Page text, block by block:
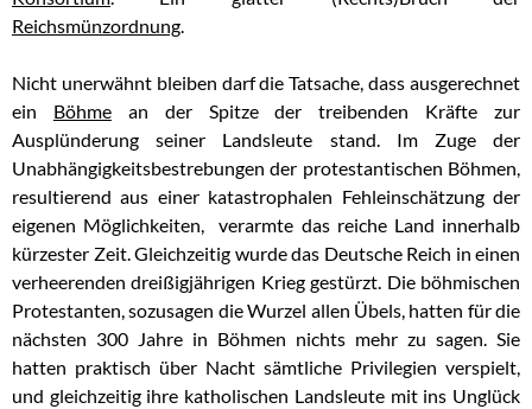
Reichsmünzordnung.
Nicht unerwähnt bleiben darf die Tatsache, dass ausgerechnet
ein Böhmean der Spitze der treibenden Kräfte zur
Ausplünderung seiner Landsleute stand. Im Zuge der
Unabhängigkeitsbestrebungen der protestantischen Böhmen,
resultierend aus einer katastrophalen Fehleinschätzung der
eigenen Möglichkeiten, verarmte das reiche Land innerhalb
kürzester Zeit. Gleichzeitig wurde das Deutsche Reich in einen
verheerenden dreißigjährigen Krieg gestürzt. Die böhmischen
Protestanten, sozusagen die Wurzel allen Übels, hatten für die
nächsten 300 Jahre in Böhmen nichts mehr zu sagen. Sie
hatten praktisch über Nacht sämtliche Privilegien verspielt,
und gleichzeitig ihre katholischen Landsleute mit ins Unglück